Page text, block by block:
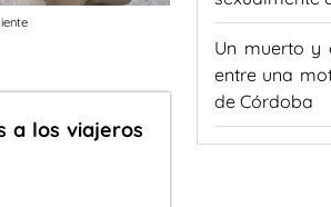
a los viajeros
Un muerto y
entre una
de Córdoba